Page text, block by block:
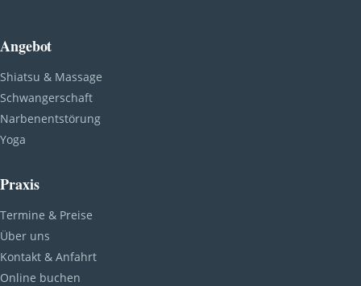
Angebot
Shiatsu & Massage
Schwangerschaft
Narbenentstörung
Yoga
Praxis
Termine & Preise
Über uns
Kontakt & Anfahrt
Online buchen